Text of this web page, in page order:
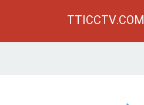
TTICCTV.COM